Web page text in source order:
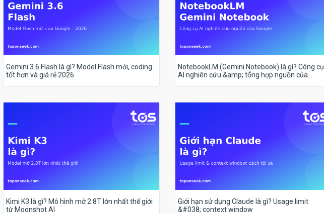
Gemini 3.6 Flash là gì? Model Flash mới, coding
tốt hơn và giá rẻ 2026
NotebookLM (Gemini Notebook) là gì? Công cụ
AI nghiên cứu &amp; tổng hợp nguồn của
Kimi K3 là gì? Mô hình mở 2.8T lớn nhất thế giới
từ Moonshot AI
Giới hạn sử dụng Claude là gì? Usage limit
&#038; context window